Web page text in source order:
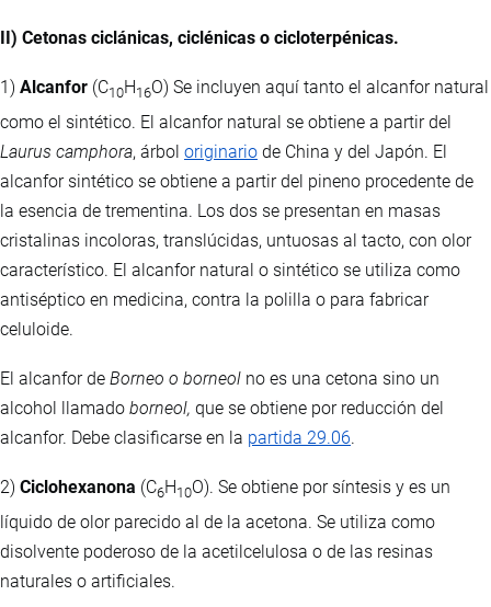
II) Cetonas ciclánicas, ciclénicas o cicloterpénicas.
1) Alcanfor (C10H16O) Se incluyen aquí tanto el alcanfor natural
como el sintético. El alcanfor natural se obtiene a partir del
Laurus camphora, árbol originario de China y del Japón. El
alcanfor sintético se obtiene a partir del pineno procedente de
la esencia de trementina. Los dos se presentan en masas
cristalinas incoloras, translúcidas, untuosas al tacto, con olor
característico. El alcanfor natural o sintético se utiliza como
antiséptico en medicina, contra la polilla o para fabricar
celuloide.
El alcanfor de Borneo o borneol no es una cetona sino un
alcohol llamado borneol, que se obtiene por reducción del
alcanfor. Debe clasificarse en la partida 29.06.
2) Ciclohexanona (C6H10O). Se obtiene por síntesis y es un
líquido de olor parecido al de la acetona. Se utiliza como
disolvente poderoso de la acetilcelulosa o de las resinas
naturales o artificiales.